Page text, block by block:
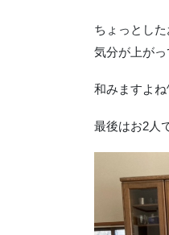
ちょっとした
気分が上が
和みますよね
最後はお2人